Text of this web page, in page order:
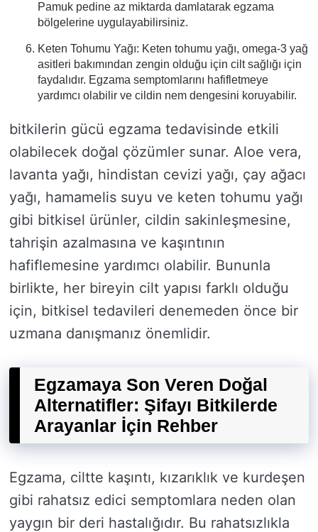
Pamuk pedine az miktarda damlatarak egzama
bölgelerine uygulayabilirsiniz.
Keten Tohumu Yağı: Keten tohumu yağı, omega-3 yağ
asitleri bakımından zengin olduğu için cilt sağlığı için
faydalıdır. Egzama semptomlarını hafifletmeye
yardımcı olabilir ve cildin nem dengesini koruyabilir.
bitkilerin gücü egzama tedavisinde etkili
olabilecek doğal çözümler sunar. Aloe vera,
lavanta yağı, hindistan cevizi yağı, çay ağacı
yağı, hamamelis suyu ve keten tohumu yağı
gibi bitkisel ürünler, cildin sakinleşmesine,
tahrişin azalmasına ve kaşıntının
hafiflemesine yardımcı olabilir. Bununla
birlikte, her bireyin cilt yapısı farklı olduğu
için, bitkisel tedavileri denemeden önce bir
uzmana danışmanız önemlidir.
Egzamaya Son Veren Doğal
Alternatifler: Şifayı Bitkilerde
Arayanlar İçin Rehber
Egzama, ciltte kaşıntı, kızarıklık ve kurdeşen
gibi rahatsız edici semptomlara neden olan
yaygın bir deri hastalığıdır. Bu rahatsızlıkla